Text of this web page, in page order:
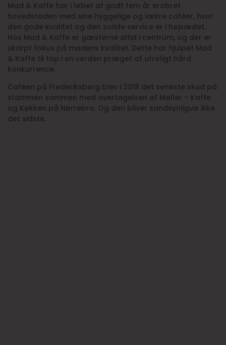
Mad & Kaffe har i løbet af godt fem år erobret
hovedstaden med sine hyggelige og lækre caféer, hvor
den gode kvalitet og den solide service er i højsædet.
Hos Mad & Kaffe er gæsterne altid i centrum, og der er
skarpt fokus på madens kvalitet. Dette har hjulpet Mad
& Kaffe til top i en verden præget af utroligt hård
konkurrence.
Caféen på Frederiksberg blev i 2018 det seneste skud på
stammen sammen med overtagelsen af Møller – Kaffe
og Køkken på Nørrebro. Og den bliver sandsynligvis ikke
det sidste.